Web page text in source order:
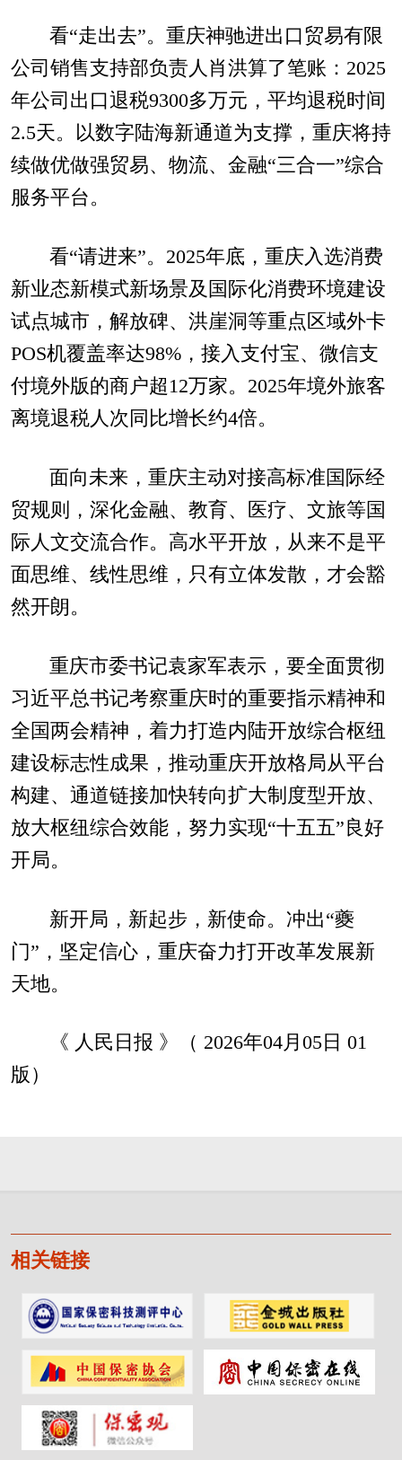
看“走出去”。重庆神驰进出口贸易有限
公司销售支持部负责人肖洪算了笔账：2025
年公司出口退税9300多万元，平均退税时间
2.5天。以数字陆海新通道为支撑，重庆将持
续做优做强贸易、物流、金融“三合一”综合
服务平台。
看“请进来”。2025年底，重庆入选消费
新业态新模式新场景及国际化消费环境建设
试点城市，解放碑、洪崖洞等重点区域外卡
POS机覆盖率达98%，接入支付宝、微信支
付境外版的商户超12万家。2025年境外旅客
离境退税人次同比增长约4倍。
面向未来，重庆主动对接高标准国际经
贸规则，深化金融、教育、医疗、文旅等国
际人文交流合作。高水平开放，从来不是平
面思维、线性思维，只有立体发散，才会豁
然开朗。
重庆市委书记袁家军表示，要全面贯彻
习近平总书记考察重庆时的重要指示精神和
全国两会精神，着力打造内陆开放综合枢纽
建设标志性成果，推动重庆开放格局从平台
构建、通道链接加快转向扩大制度型开放、
放大枢纽综合效能，努力实现“十五五”良好
开局。
新开局，新起步，新使命。冲出“夔
门”，坚定信心，重庆奋力打开改革发展新
天地。
《 人民日报 》（ 2026年04月05日 01
版）
相关链接